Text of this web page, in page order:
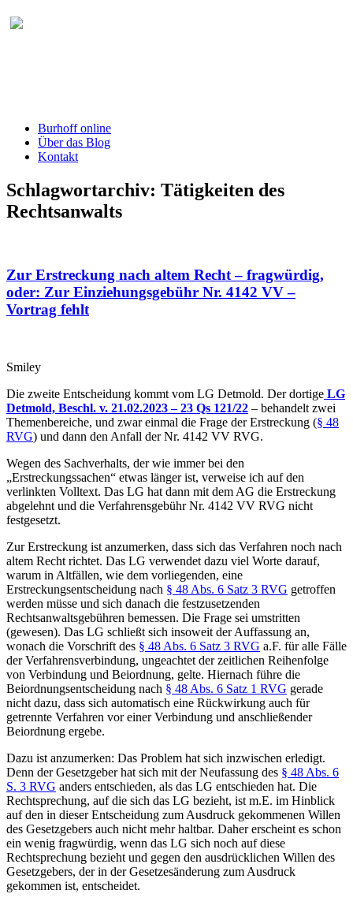
Burhoff online
Über das Blog
Kontakt
Schlagwortarchiv: Tätigkeiten des
Rechtsanwalts
Zur Erstreckung nach altem Recht – fragwürdig,
oder: Zur Einziehungsgebühr Nr. 4142 VV –
Vortrag fehlt
Smiley
Die zweite Entscheidung kommt vom LG Detmold. Der dortige LG
Detmold, Beschl. v. 21.02.2023 – 23 Qs 121/22 – behandelt zwei
Themenbereiche, und zwar einmal die Frage der Erstreckung (§ 48
RVG) und dann den Anfall der Nr. 4142 VV RVG.
Wegen des Sachverhalts, der wie immer bei den
„Erstreckungssachen“ etwas länger ist, verweise ich auf den
verlinkten Volltext. Das LG hat dann mit dem AG die Erstreckung
abgelehnt und die Verfahrensgebühr Nr. 4142 VV RVG nicht
festgesetzt.
Zur Erstreckung ist anzumerken, dass sich das Verfahren noch nach
altem Recht richtet. Das LG verwendet dazu viel Worte darauf,
warum in Altfällen, wie dem vorliegenden, eine
Erstreckungsentscheidung nach § 48 Abs. 6 Satz 3 RVG getroffen
werden müsse und sich danach die festzusetzenden
Rechtsanwaltsgebühren bemessen. Die Frage sei umstritten
(gewesen). Das LG schließt sich insoweit der Auffassung an,
wonach die Vorschrift des § 48 Abs. 6 Satz 3 RVG a.F. für alle Fälle
der Verfahrensverbindung, ungeachtet der zeitlichen Reihenfolge
von Verbindung und Beiordnung, gelte. Hiernach führe die
Beiordnungsentscheidung nach § 48 Abs. 6 Satz 1 RVG gerade
nicht dazu, dass sich automatisch eine Rückwirkung auch für
getrennte Verfahren vor einer Verbindung und anschließender
Beiordnung ergebe.
Dazu ist anzumerken: Das Problem hat sich inzwischen erledigt.
Denn der Gesetzgeber hat sich mit der Neufassung des § 48 Abs. 6
S. 3 RVG anders entschieden, als das LG entschieden hat. Die
Rechtsprechung, auf die sich das LG bezieht, ist m.E. im Hinblick
auf den in dieser Entscheidung zum Ausdruck gekommenen Willen
des Gesetzgebers auch nicht mehr haltbar. Daher erscheint es schon
ein wenig fragwürdig, wenn das LG sich noch auf diese
Rechtsprechung bezieht und gegen den ausdrücklichen Willen des
Gesetzgebers, der in der Gesetzesänderung zum Ausdruck
gekommen ist, entscheidet.